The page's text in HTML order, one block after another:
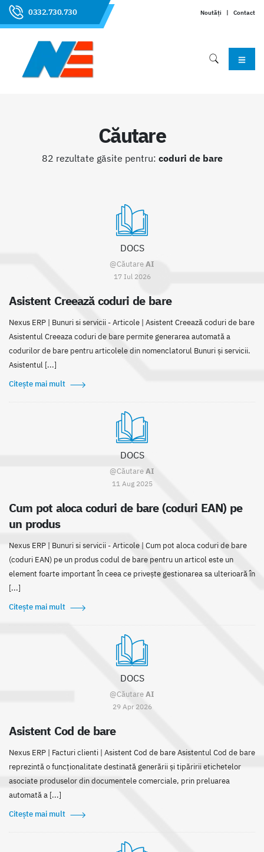
0332.730.730 Noutăți | Contact
Căutare
82 rezultate găsite pentru: coduri de bare
DOCS
@CăutareAI
17 Iul 2026
Asistent Creează coduri de bare
Nexus ERP | Bunuri si servicii - Articole | Asistent Creează coduri de bare
Asistentul Creeaza coduri de bare permite generarea automată a
codurilor de bare pentru articolele din nomenclatorul Bunuri și servicii.
Asistentul [...]
Citește mai mult
DOCS
@CăutareAI
11 Aug 2025
Cum pot aloca coduri de bare (coduri EAN) pe
un produs
Nexus ERP | Bunuri si servicii - Articole | Cum pot aloca coduri de bare
(coduri EAN) pe un produs codul de bare pentru un articol este un
element foarte important în ceea ce privește gestionarea sa ulterioară în
[...]
Citește mai mult
DOCS
@CăutareAI
29 Apr 2026
Asistent Cod de bare
Nexus ERP | Facturi clienti | Asistent Cod de bare Asistentul Cod de bare
reprezintă o funcționalitate destinată generării și tipăririi etichetelor
asociate produselor din documentele comerciale, prin preluarea
automată a [...]
Citește mai mult